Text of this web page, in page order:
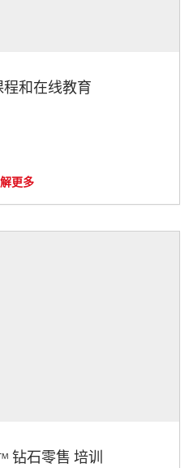
和在线教育
更多
钻石零售 培训